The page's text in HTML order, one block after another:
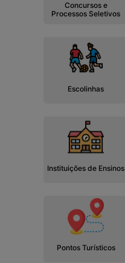
Concursos e
Processos Seletivos
Escolinhas
Instituições de Ensinos
Pontos Turísticos